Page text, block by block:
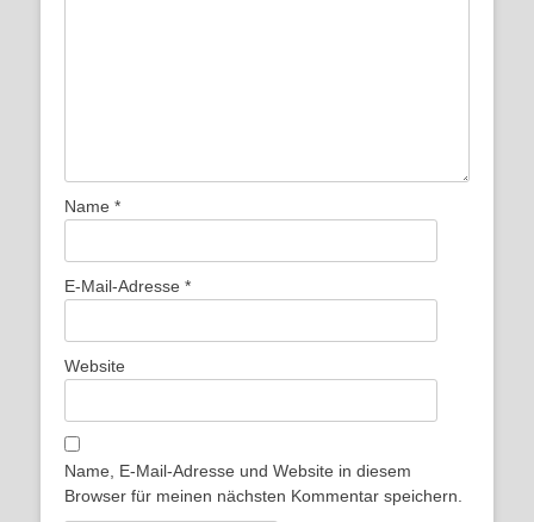
Name *
E-Mail-Adresse *
Website
Name, E-Mail-Adresse und Website in diesem
Browser für meinen nächsten Kommentar speichern.